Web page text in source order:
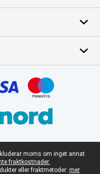
moms om inget annat
fraktkostnader.
eller fraktmetoder: mer